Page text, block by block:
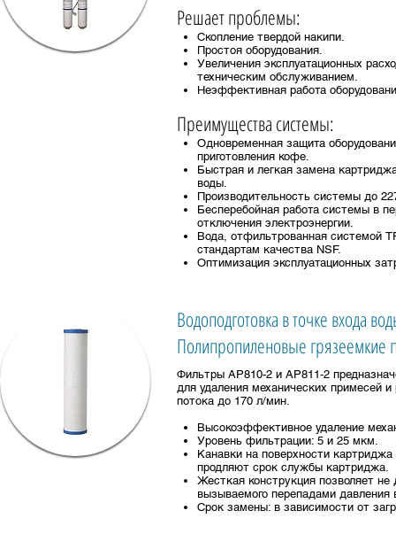
Решает проблемы:
Скопление твердой накипи.
Простоя оборудования.
Увеличения эксплуатационных
техническим обслуживанием.
Неэффективная работа
Преимущества системы:
Одновременная защита
приготовления кофе.
Быстрая и легкая замена
воды.
Производительность системы до
Бесперебойная работа системы в
отключения электроэнергии.
Вода, отфильтрованная системой
стандартам качества NSF.
Оптимизация эксплуатационных
Водоподготовка в точке входа
Полипропиленовые грязеемкие
Фильтры AP810-2 и AP811-2
для удаления механических примесей
потока до 170 л/мин.
Высокоэффективное удаление
Уровень фильтрации: 5 и 25 мкм.
Канавки на поверхности
продляют срок службы картриджа.
Жесткая конструкция позволяет
вызываемого перепадами давления
Срок замены: в зависимости от